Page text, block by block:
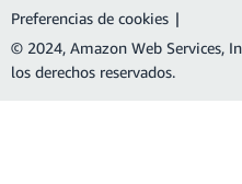
Preferencias de cookies |
© 2024, Amazon Web Services,
los derechos reservados.